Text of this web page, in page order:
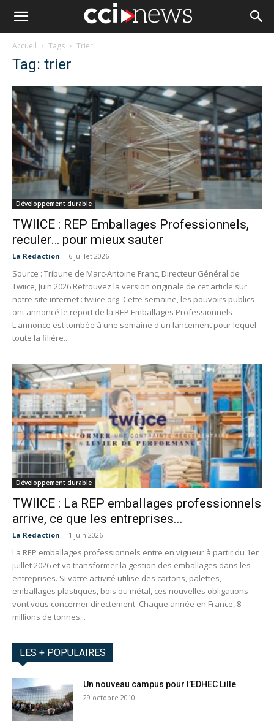
Accueil Tags Trier
Tag: trier
Développement durable
TWIICE : REP Emballages Professionnels,
reculer… pour mieux sauter
La Redaction - 6 juillet 2026
Source : Tribune de Marc-Antoine Franc, Directeur Général de
Twiice, Juin 2026 Retrouvez la version originale de cet article sur
notre site internet : twiice.org. Cette semaine, les pouvoirs publics
ont annoncé le report de la REP Emballages Professionnels
L'annonce est tombée à une semaine d'un lancement pour lequel
toute la filière...
Développement durable
TWIICE : La REP emballages professionnels
arrive, ce que les entreprises...
La Redaction - 1 juin 2026
La REP emballages professionnels entre en vigueur à partir du 1er
juillet 2026 et va transformer la gestion des emballages dans les
entreprises. Si votre activité utilise des cartons, palettes,
emballages plastiques, bois ou métal, ces nouvelles obligations
vont vous concerner directement. Chaque année en France, 8
millions de tonnes...
LES + POPULAIRES
Un nouveau campus pour l’EDHEC Lille
29 octobre 2010